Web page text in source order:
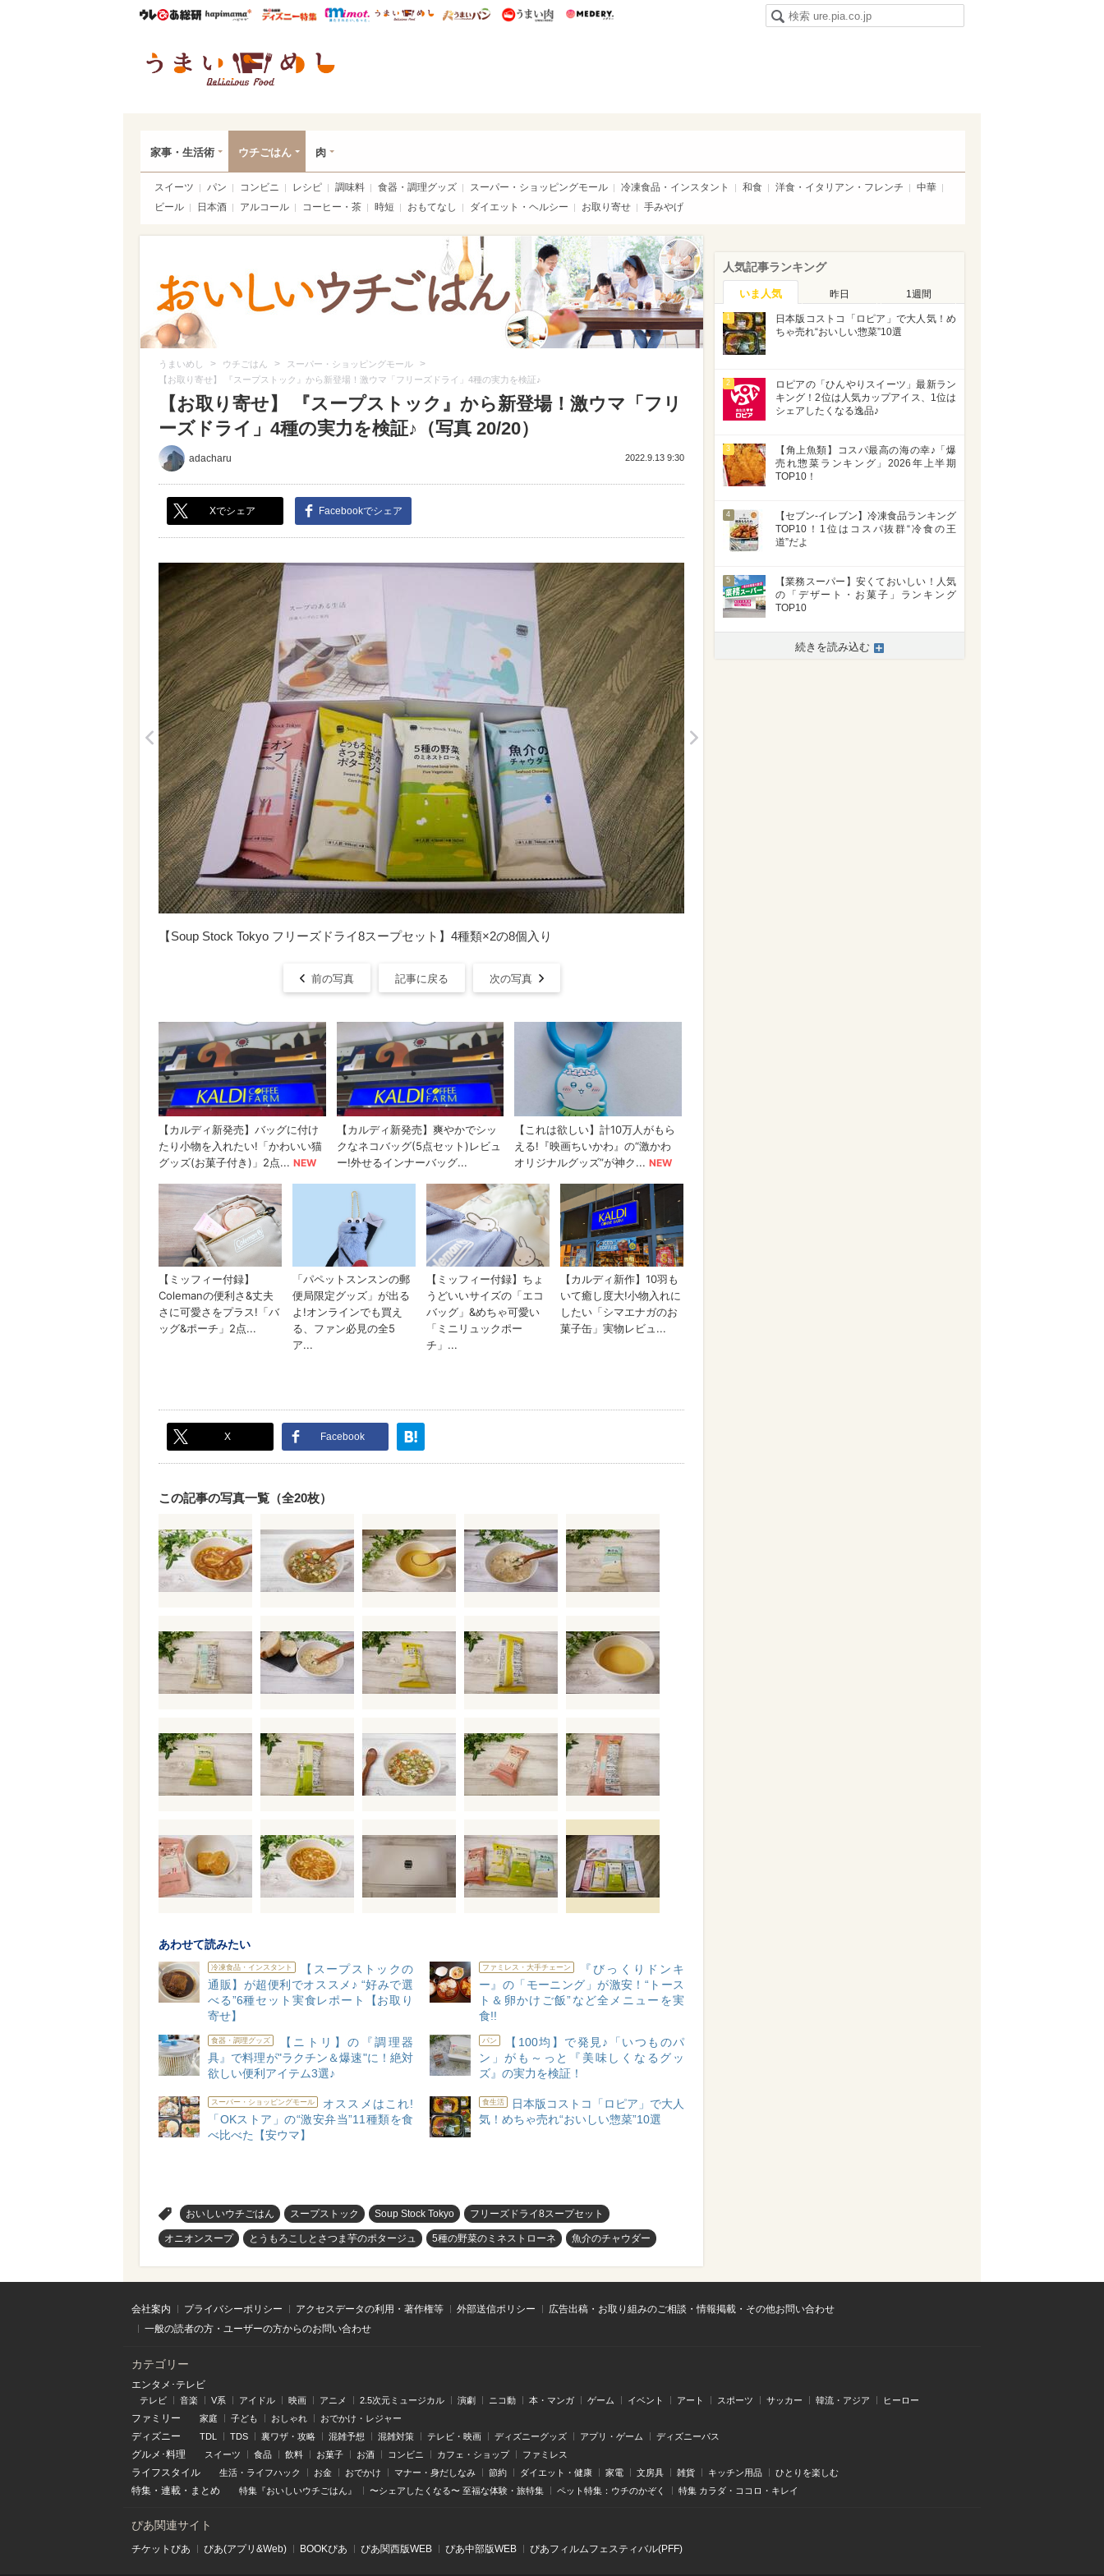
ウレぴあ総研ハピママ* ウレぴあ総研 ディズニー特集
mimot. うまいめし うまいパン うまい肉
家事・生活術 ウチごはん 肉
スイーツ パン コンビニ レシピ 調味料 食器・調理グッズ スーパー・ショッピングモール 冷凍食品・インスタント 和食 洋食・イタリアン・フレンチ
中華
ビール
日本酒 アルコール コーヒー・茶 時短 おもてなし ダイエット・ヘルシー お取り寄せ 手みやげ
うまいめし > ウチごはん > スーパー・ショッピングモール >
【お取り寄せ】 『スープストック』から新登場！激ウマ「フリーズドライ」4種の実力を検証♪
【お取り寄せ】 『スープストック』から新登場！激ウマ「フリ
ーズドライ」4種の実力を検証♪（写真 20/20）
adacharu 2022.9.13 9:30
Xでシェア Facebookでシェア
【Soup Stock Tokyo フリーズドライ8スープセット】4種類×2の8個入り
前の写真 記事に戻る 次の写真
X Facebook
この記事の写真一覧（全20枚）
あわせて読みたい
冷凍食品・インスタント
【スープストックの
通販】が超便利でオススメ♪ “好みで選
べる”6種セット実食レポート【お取り
寄せ】
ファミレス・大手チェーン
『びっくりドンキ
ー』の「モーニング」が激安！“トース
ト＆卵かけご飯”など全メニューを実
食!!
食器・調理グッズ
【ニトリ】の『調理器
具』で料理が"ラクチン＆爆速"に！絶対
欲しい便利アイテム3選♪
パン
【100均】で発見♪「いつものパ
ン」がも～っと『美味しくなるグッ
ズ』の実力を検証！
スーパー・ショッピングモール
オススメはこれ!
「OKストア」の“激安弁当”11種類を食
べ比べた【安ウマ】
食生活
日本版コストコ「ロピア」で大人
気！めちゃ売れ“おいしい惣菜”10選
おいしいウチごはん スープストック Soup Stock Tokyo フリーズドライ8スープセット
オニオンスープ とうもろこしとさつま芋のポタージュ 5種の野菜のミネストローネ 魚介のチャウダー
人気記事ランキング
いま人気 昨日 1週間
1
日本版コストコ「ロピア」で大人気！め
ちゃ売れ“おいしい惣菜”10選
2
ロピアの「ひんやりスイーツ」最新ラン
キング！2位は人気カップアイス、1位は
シェアしたくなる逸品♪
3
【角上魚類】コスパ最高の海の幸♪「爆
売れ惣菜ランキング」2026年上半期
TOP10！
4
【セブン-イレブン】冷凍食品ランキング
TOP10！1位はコスパ抜群“冷食の王
道”だよ
5
【業務スーパー】安くておいしい！人気
の「デザート・お菓子」ランキング
TOP10
続きを読み込む
会社案内 プライバシーポリシー アクセスデータの利用・著作権等 外部送信ポリシー
広告出稿・お取り組みのご相談・情報掲載・その他お問い合わせ
一般の読者の方・ユーザーの方からのお問い合わせ
カテゴリー
エンタメ･テレビ
テレビ 音楽 V系 アイドル 映画 アニメ 2.5次元ミュージカル 演劇 ニコ動 本・マンガ ゲーム イベント アート スポーツ サッカー 韓流・アジア ヒーロー
ファミリー 家庭 子ども おしゃれ おでかけ・レジャー
ディズニー TDL TDS 裏ワザ・攻略 混雑予想 混雑対策 テレビ・映画 ディズニーグッズ アプリ・ゲーム ディズニーパス
グルメ･料理 スイーツ 食品 飲料 お菓子 お酒 コンビニ カフェ・ショップ ファミレス
ライフスタイル 生活・ライフハック お金 おでかけ マナー・身だしなみ 節約 ダイエット・健康 家電 文房具 雑貨 キッチン用品 ひとりを楽しむ
特集 ・ 連載 ・ まとめ 特集『おいしいウチごはん』 〜シェアしたくなる〜 至福な体験・旅特集 ペット特集：ウチのかぞく 特集 カラダ・ココロ・キレイ
ぴあ関連サイト
チケットぴあ ぴあ(アプリ&Web) BOOKぴあ ぴあ関⻄版WEB ぴあ中部版WEB ぴあフィルムフェスティバル(PFF)